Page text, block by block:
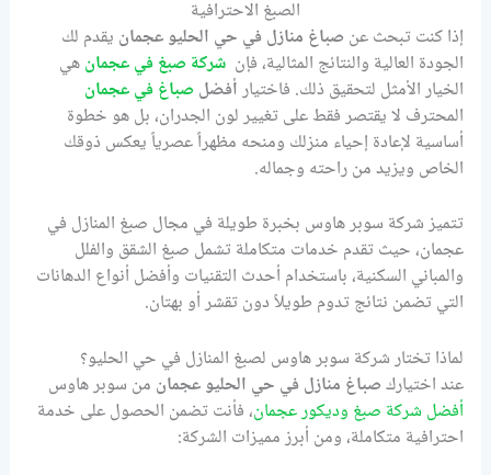
الصبغ الاحترافية
إذا كنت تبحث عن صباغ منازل في حي الحليو عجمان يقدم لك
الجودة العالية والنتائج المثالية، فإن شركة صبغ في عجمانهي
الخيار الأمثل لتحقيق ذلك. فاختيارأفضلصباغ في عجمان
المحترف لا يقتصر فقط على تغيير لون الجدران، بل هو خطوة
أساسية لإعادة إحياء منزلك ومنحه مظهراً عصرياً يعكس ذوقك
الخاص ويزيد من راحته وجماله.
تتميز شركة سوبر هاوس بخبرة طويلة في مجال صبغ المنازل في
عجمان، حيث تقدم خدمات متكاملة تشمل صبغ الشقق والفلل
والمباني السكنية، باستخدام أحدث التقنيات وأفضل أنواع الدهانات
التي تضمن نتائج تدوم طويلاً دون تقشر أو بهتان.
لماذا تختار شركة سوبر هاوس لصبغ المنازل في حي الحليو؟
عند اختياركصباغ منازل في حي الحليو عجمان من سوبر هاوس
أفضل شركة صبغ وديكور عجمان، فأنت تضمن الحصول على خدمة
احترافية متكاملة، ومن أبرز مميزات الشركة: